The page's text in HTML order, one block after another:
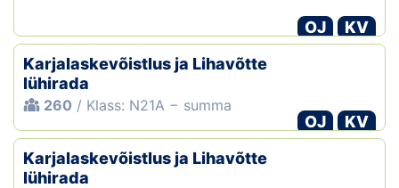
OJ
KV
Karjalaskevõistlus ja Lihavõtte
lühirada
260 / Klass: N21A − summa
OJ
KV
Karjalaskevõistlus ja Lihavõtte
lühirada